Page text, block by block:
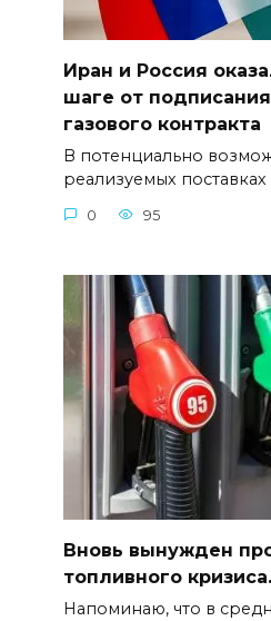
Иран и Россия
шаге от
газового контракта
В потенциально
реализуемых поставках
0 95
Вновь вынужден
топливного кризиса.
Напоминаю, что в